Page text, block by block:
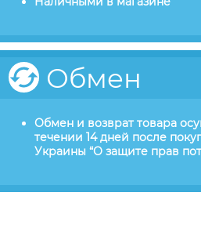
Обмен
Обмен и возврат товара
течении 14 дней после
Украины “О защите прав